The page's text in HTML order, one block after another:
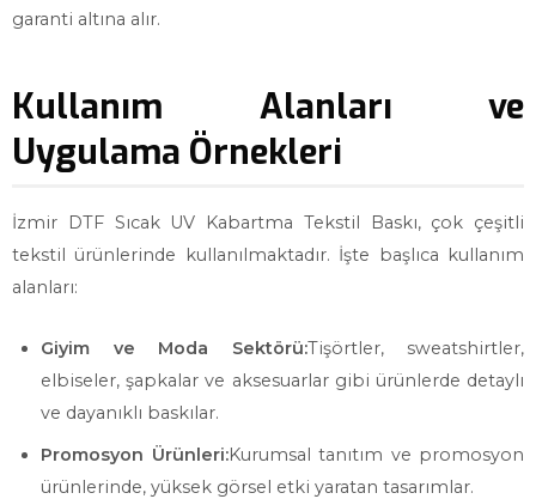
garanti altına alır.
Kullanım Alanları ve
Uygulama Örnekleri
İzmir DTF Sıcak UV Kabartma Tekstil Baskı, çok çeşitli
tekstil ürünlerinde kullanılmaktadır. İşte başlıca kullanım
alanları:
Giyim ve Moda Sektörü:Tişörtler, sweatshirtler,
elbiseler, şapkalar ve aksesuarlar gibi ürünlerde detaylı
ve dayanıklı baskılar.
Promosyon Ürünleri:Kurumsal tanıtım ve promosyon
ürünlerinde, yüksek görsel etki yaratan tasarımlar.